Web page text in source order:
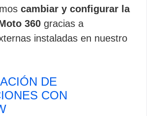
cambiar y configurar la
360 gracias a
instaladas en nuestro
DE
CON